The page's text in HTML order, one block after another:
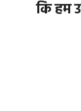
कि हम